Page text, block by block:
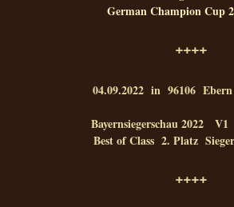
German Champion Cup
++++
04.09.2022 in 96106
Bayernsiegerschau 2022
Best of Class 2. Platz
++++